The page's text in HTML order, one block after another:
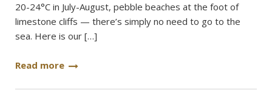
20-24°C in July-August, pebble beaches at the foot of
limestone cliffs — there’s simply no need to go to the
sea. Here is our […]
Read more